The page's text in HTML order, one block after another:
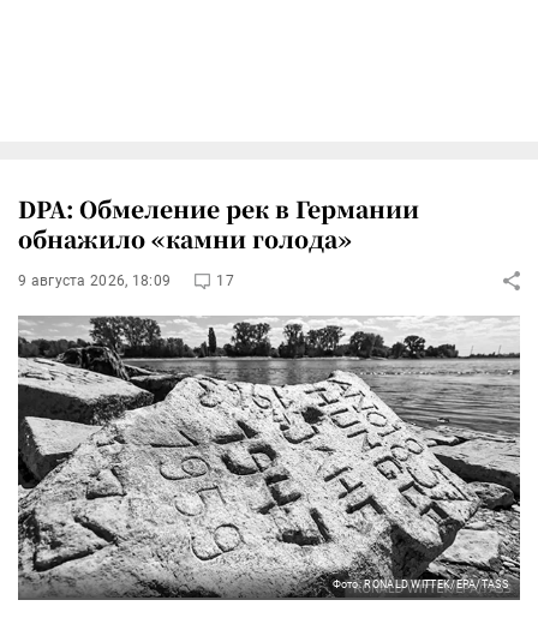
DPA: Обмеление рек в Германии
обнажило «камни голода»
9 августа 2026, 18:09 17
Фото: RONALD WITTEK/EPA/TASS